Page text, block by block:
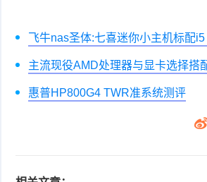
飞牛nas圣体:七喜迷你小主机标配
主流现役AMD处理器与显卡选择搭
惠普HP800G4 TWR准系统测评